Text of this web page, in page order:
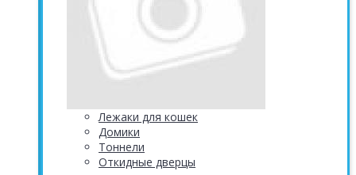
Лежаки для кошек
Домики
Тоннели
Откидные дверцы